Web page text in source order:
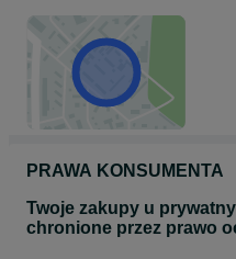
PRAWA KONSUMENTA
Twoje zakupy u
chronione przez prawo